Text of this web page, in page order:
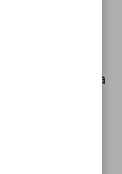
към
'.
загуба на